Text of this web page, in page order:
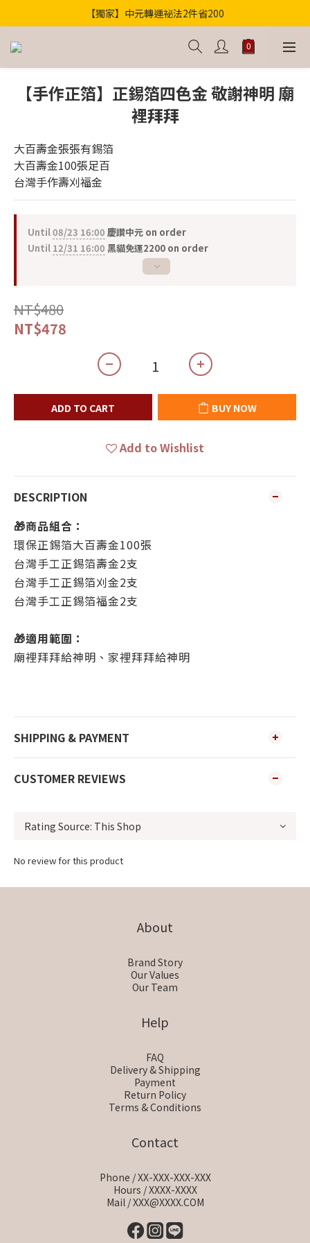
歡迎光臨！全店滿1000免運
【獨家】中元轉運祕法2件省200
歡迎光臨！全店滿1000免運
【手作正箔】正錫箔四色金 敬謝神明 廟
裡拜拜
大百壽金張張有錫箔
大百壽金100張足百
台灣手作壽刈福金
Until08/23 16:00 慶讚中元 on order
Until 12/31 16:00 黑貓免運2200 on order
NT$480
NT$478
ADD TO CART BUY NOW
Add to Wishlist
DESCRIPTION
🎁商品組合：
環保正錫箔大百壽金100張
台灣手工正錫箔壽金2支
台灣手工正錫箔刈金2支
台灣手工正錫箔福金2支
🎁適用範圍：
廟裡拜拜給神明、家裡拜拜給神明
SHIPPING & PAYMENT
CUSTOMER REVIEWS
No review for this product
About
Brand Story
Our Values
Our Team
Help
FAQ
Delivery & Shipping
Payment
Return Policy
Terms & Conditions
Contact
Phone / XX-XXX-XXX-XXX
Hours / XXXX-XXXX
Mail / XXX@XXXX.COM